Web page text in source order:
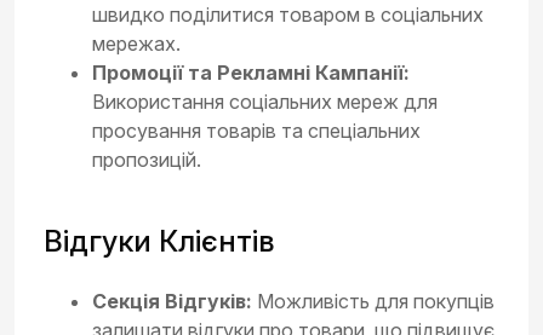
швидко поділитися товаром в соціальних
мережах.
Промоції та Рекламні Кампанії:
Використання соціальних мереж для
просування товарів та спеціальних
пропозицій.
Відгуки Клієнтів
Секція Відгуків: Можливість для покупців
залишати відгуки про товари, що підвищує